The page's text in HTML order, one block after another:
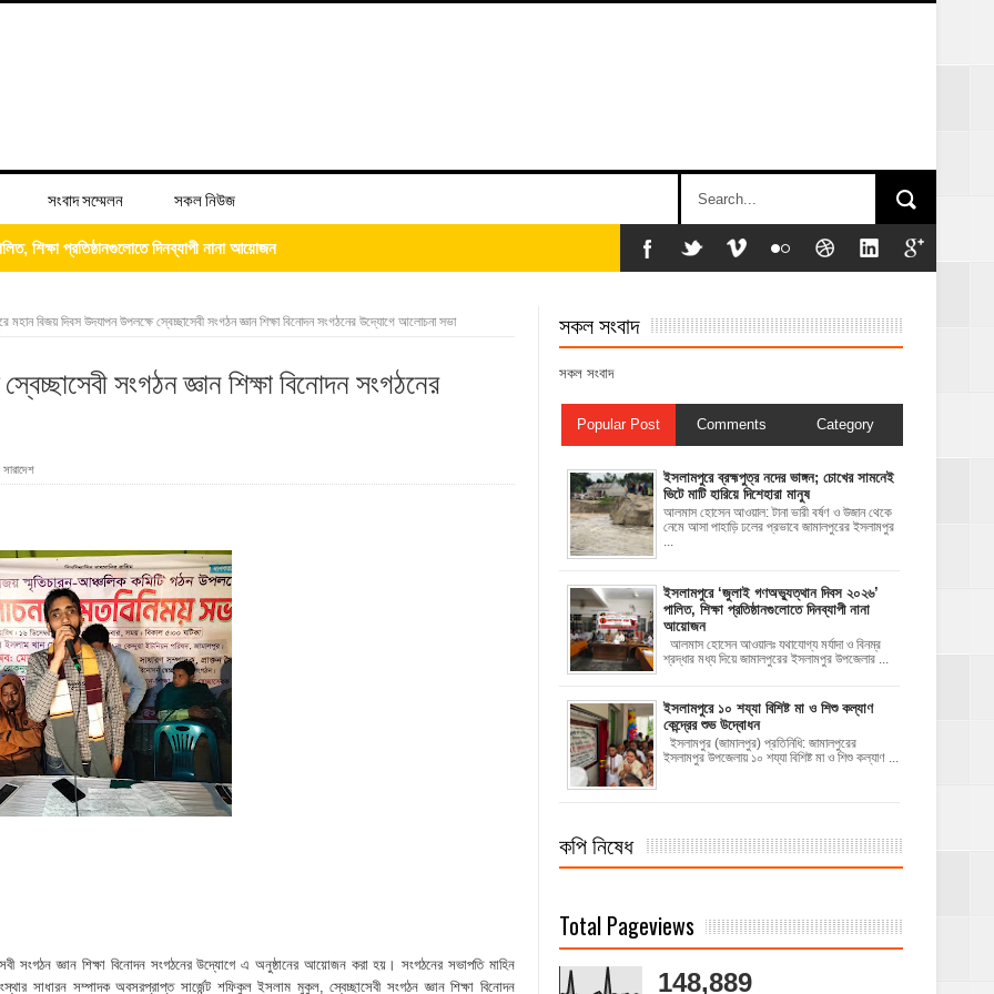
সংবাদ সম্মেলন সকল নিউজ
শুভ উদ্বোধন
মামলার প্রস্তুতি
কর্মচারীর বিরুদ্ধে ঘুষের অভিযোগ
ত্রাণ প্রতিমন্ত্রী
বিষয়ক কর্মশালা ও গ্রাহক সমাবেশ অনুষ্ঠিত
উত্তম, সম্পাদক মহাদেব
রেজাল্ট ছাড়াই শিক্ষক নিয়োগ
মহান বিজয় দিবস উদযাপন উপলক্ষে স্বেচ্ছাসেবী সংগঠন জ্ঞান শিক্ষা বিনোদন সংগঠনের উদ্যোগে আলোচনা সভা
সংগঠন জ্ঞান শিক্ষা বিনোদন সংগঠনের
সারাদেশ
সংগঠন জ্ঞান শিক্ষা বিনোদন সংগঠনের উদ্যোগে এ অনুষ্ঠানের আয়োজন করা হয়। সংগঠনের সভাপতি মাহিন
সাধারন সম্পাদক অবসরপ্রাপ্ত সার্জেন্ট শফিকুল ইসলাম মুকুল, স্বেচ্ছাসেবী সংগঠন জ্ঞান শিক্ষা বিনোদন
সকল সংবাদ
সকল সংবাদ
Popular Post Comments Category
ইসলামপুরে ব্রহ্মপুত্র নদের ভাঙ্গন; চোখের সামনেই
ভিটে মাটি হারিয়ে দিশেহারা মানুষ
আলমাস হোসেন আওয়াল: টানা ভারী বর্ষণ ও উজান থেকে
নেমে আসা পাহাড়ি ঢলের প্রভাবে জামালপুরের ইসলামপুর
‎ইসলামপুরে ‘জুলাই গণঅভ্যুত্থান দিবস ২০২৬’
পালিত, শিক্ষা প্রতিষ্ঠানগুলোতে দিনব্যাপী নানা
আয়োজন
‎​আলমাস হোসেন আওয়ালঃ‎ ‎​যথাযোগ্য মর্যাদা ও বিনম্র
শ্রদ্ধার মধ্য দিয়ে জামালপুরের ইসলামপুর উপজেলার ...
ইসলামপুরে ১০ শয্যা বিশিষ্ট মা ও শিশু কল্যাণ
কেন্দ্রের শুভ উদ্বোধন
ইসলামপুর (জামালপুর) প্রতিনিধি: জামালপুরের
ইসলামপুর উপজেলায় ১০ শয্যা বিশিষ্ট মা ও শিশু কল্যাণ ...
কপি নিষেধ
Total Pageviews
148,889